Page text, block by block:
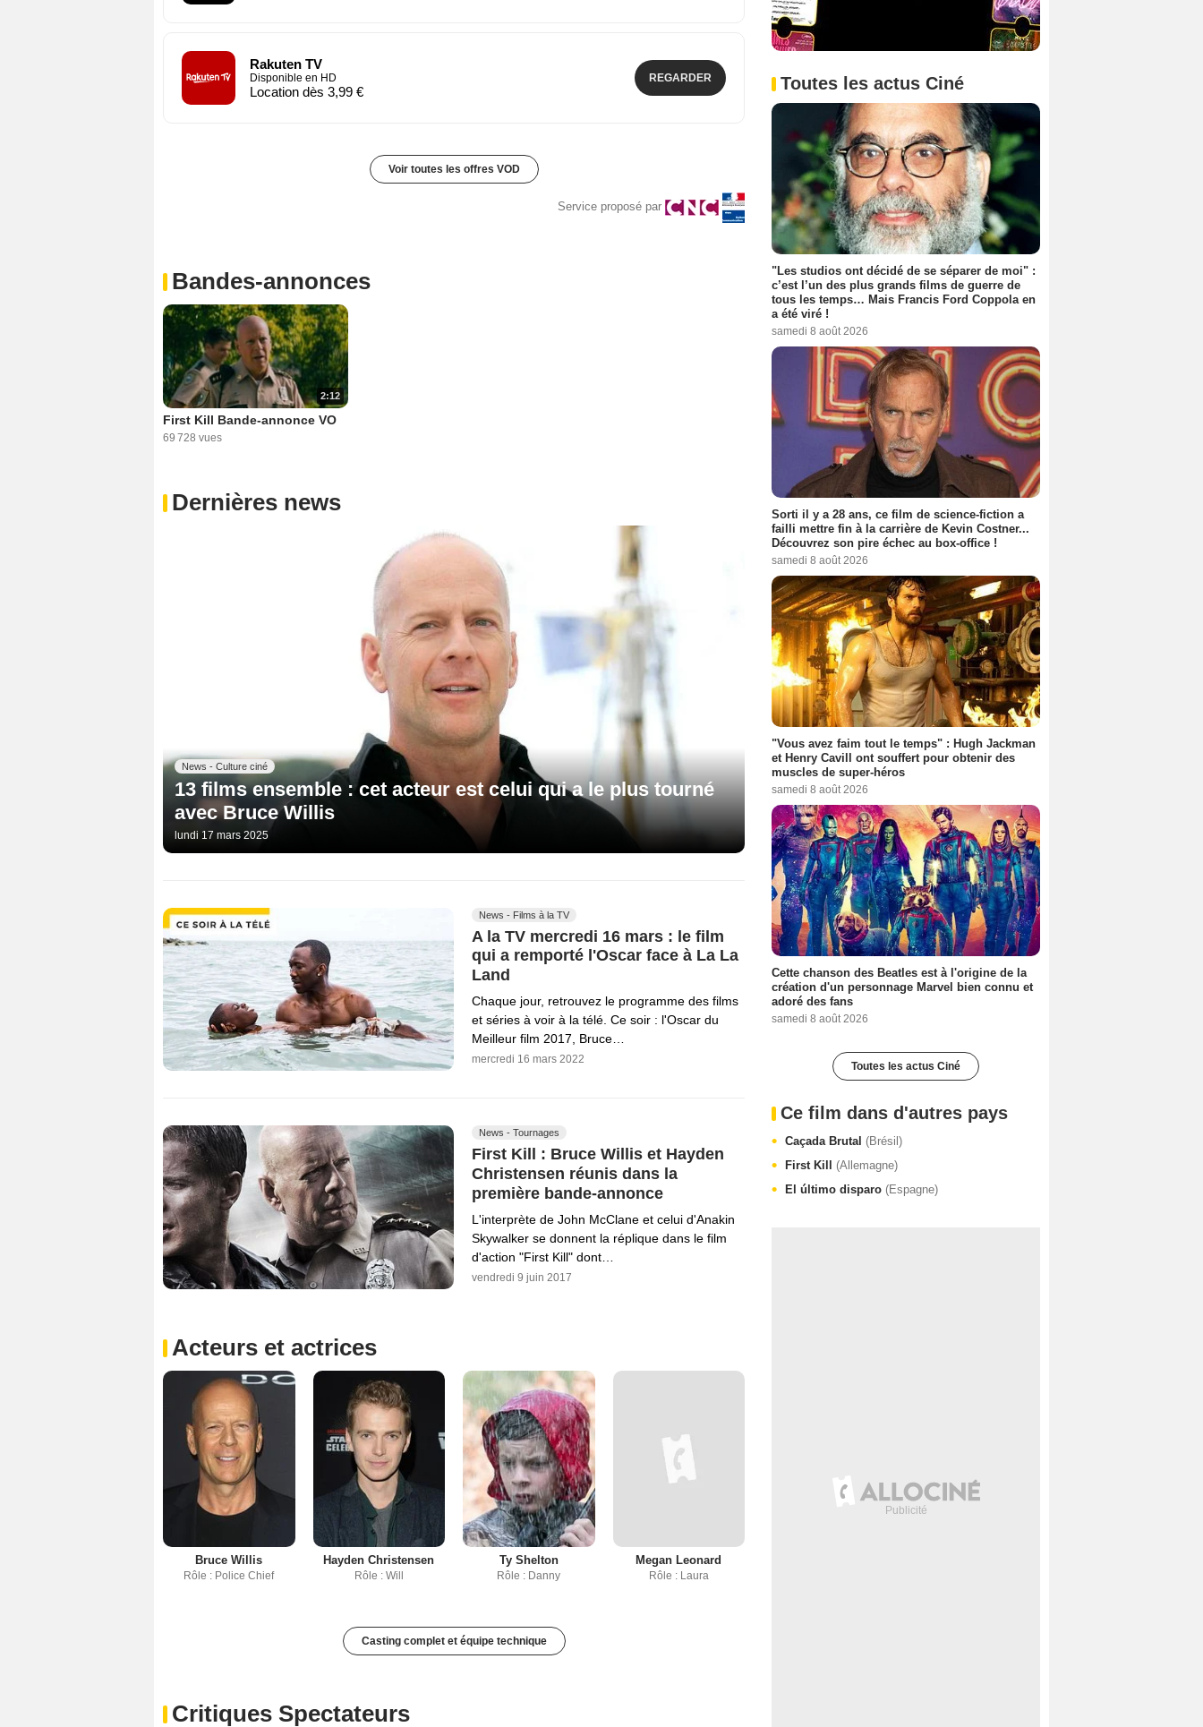
Rakuten TV
Disponible en HD
Location dès 3,99 €
REGARDER
Voir toutes les offres VOD
Service proposé par
Bandes-annonces
2:12
First Kill Bande-annonce VO
69 728 vues
Dernières news
News - Culture ciné
13 films ensemble : cet acteur est celui qui a le plus tourné
avec Bruce Willis
lundi 17 mars 2025
News - Films à la TV
A la TV mercredi 16 mars : le film
qui a remporté l'Oscar face à La La
Land
Chaque jour, retrouvez le programme des films
et séries à voir à la télé. Ce soir : l'Oscar du
Meilleur film 2017, Bruce…
mercredi 16 mars 2022
News - Tournages
First Kill : Bruce Willis et Hayden
Christensen réunis dans la
première bande-annonce
L'interprète de John McClane et celui d'Anakin
Skywalker se donnent la réplique dans le film
d'action "First Kill" dont…
vendredi 9 juin 2017
Acteurs et actrices
Bruce Willis
Rôle : Police Chief
Hayden Christensen
Rôle : Will
Ty Shelton
Rôle : Danny
Megan Leonard
Rôle : Laura
Casting complet et équipe technique
Critiques Spectateurs
Toutes les actus Ciné
"Les studios ont décidé de se séparer de moi" :
c’est l’un des plus grands films de guerre de
tous les temps… Mais Francis Ford Coppola en
a été viré !
samedi 8 août 2026
Sorti il y a 28 ans, ce film de science-fiction a
failli mettre fin à la carrière de Kevin Costner...
Découvrez son pire échec au box-office !
samedi 8 août 2026
"Vous avez faim tout le temps" : Hugh Jackman
et Henry Cavill ont souffert pour obtenir des
muscles de super-héros
samedi 8 août 2026
Cette chanson des Beatles est à l'origine de la
création d'un personnage Marvel bien connu et
adoré des fans
samedi 8 août 2026
Toutes les actus Ciné
Ce film dans d'autres pays
Caçada Brutal (Brésil)
First Kill (Allemagne)
El último disparo (Espagne)